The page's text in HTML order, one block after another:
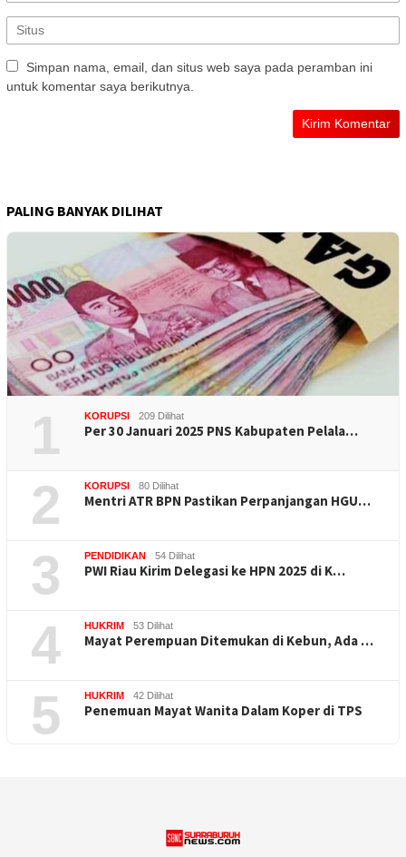
Simpan nama, email, dan situs web saya pada peramban ini
untuk komentar saya berikutnya.
PALING BANYAK DILIHAT
1 KORUPSI 209 Dilihat
Per 30 Januari 2025 PNS Kabupaten Pelala…
2 KORUPSI 80 Dilihat
Mentri ATR BPN Pastikan Perpanjangan HGU…
3 PENDIDIKAN 54 Dilihat
PWI Riau Kirim Delegasi ke HPN 2025 di K…
4 HUKRIM 53 Dilihat
Mayat Perempuan Ditemukan di Kebun, Ada …
5 HUKRIM 42 Dilihat
Penemuan Mayat Wanita Dalam Koper di TPS